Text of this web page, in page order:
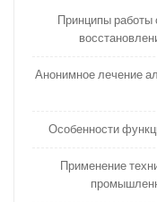
Принципы
Анонимное лечение
Особенности
Применение